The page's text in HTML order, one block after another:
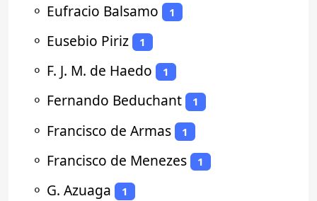
⚬ Eufracio Balsamo 1
⚬ Eusebio Piriz 1
⚬ F. J. M. de Haedo 1
⚬ Fernando Beduchant 1
⚬ Francisco de Armas 1
⚬ Francisco de Menezes 1
⚬ G. Azuaga 1